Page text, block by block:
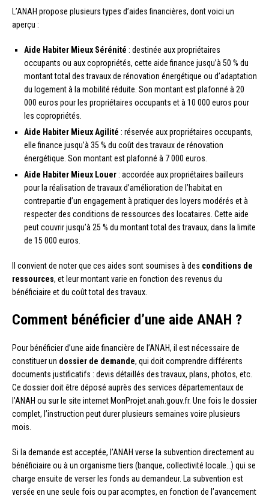
L’ANAH propose plusieurs types d’aides financières, dont voici un
aperçu :
Aide Habiter Mieux Sérénité : destinée aux propriétaires
occupants ou aux copropriétés, cette aide finance jusqu’à 50 % du
montant total des travaux de rénovation énergétique ou d’adaptation
du logement à la mobilité réduite. Son montant est plafonné à 20
000 euros pour les propriétaires occupants et à 10 000 euros pour
les copropriétés.
Aide Habiter Mieux Agilité : réservée aux propriétaires occupants,
elle finance jusqu’à 35 % du coût des travaux de rénovation
énergétique. Son montant est plafonné à 7 000 euros.
Aide Habiter Mieux Louer : accordée aux propriétaires bailleurs
pour la réalisation de travaux d’amélioration de l’habitat en
contrepartie d’un engagement à pratiquer des loyers modérés et à
respecter des conditions de ressources des locataires. Cette aide
peut couvrir jusqu’à 25 % du montant total des travaux, dans la limite
de 15 000 euros.
Il convient de noter que ces aides sont soumises à des conditions de
ressources, et leur montant varie en fonction des revenus du
bénéficiaire et du coût total des travaux.
Comment bénéficier d’une aide ANAH ?
Pour bénéficier d’une aide financière de l’ANAH, il est nécessaire de
constituer un dossier de demande, qui doit comprendre différents
documents justificatifs : devis détaillés des travaux, plans, photos, etc.
Ce dossier doit être déposé auprès des services départementaux de
l’ANAH ou sur le site internet MonProjet.anah.gouv.fr. Une fois le dossier
complet, l’instruction peut durer plusieurs semaines voire plusieurs
mois.
Si la demande est acceptée, l’ANAH verse la subvention directement au
bénéficiaire ou à un organisme tiers (banque, collectivité locale…) qui se
charge ensuite de verser les fonds au demandeur. La subvention est
versée en une seule fois ou par acomptes, en fonction de l’avancement